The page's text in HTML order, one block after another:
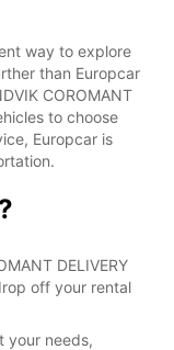
way to explore
than Europcar
COROMANT
to choose
Europcar is
DELIVERY
off your rental
your needs,